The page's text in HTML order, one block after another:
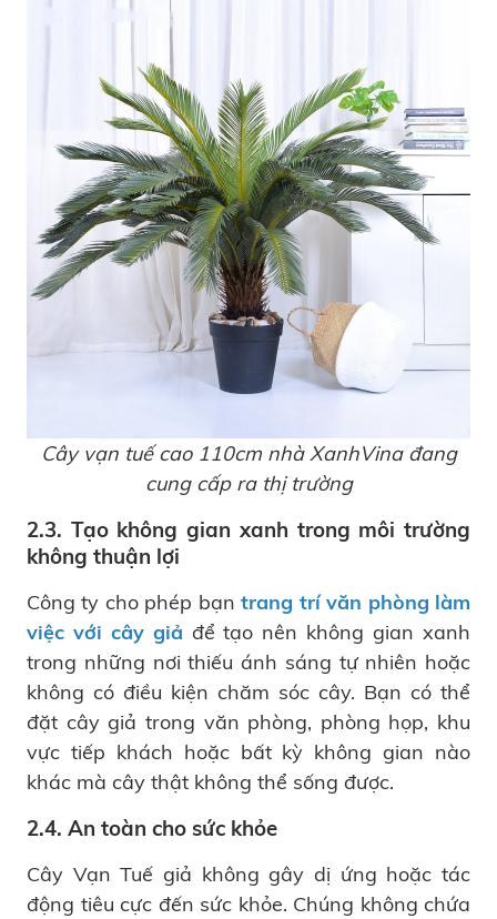
Cây vạn tuế cao 110cm nhà XanhVina đang
cung cấp ra thị trường
2.3. Tạo không gian xanh trong môi trường
không thuận lợi
Công ty cho phép bạntrang trí văn phòng làm
việc với cây giả để tạo nên không gian xanh
trong những nơi thiếu ánh sáng tự nhiên hoặc
không có điều kiện chăm sóc cây. Bạn có thể
đặt cây giả trong văn phòng, phòng họp, khu
vực tiếp khách hoặc bất kỳ không gian nào
khác mà cây thật không thể sống được.
2.4. An toàn cho sức khỏe
Cây Vạn Tuế giả không gây dị ứng hoặc tác
động tiêu cực đến sức khỏe. Chúng không chứa